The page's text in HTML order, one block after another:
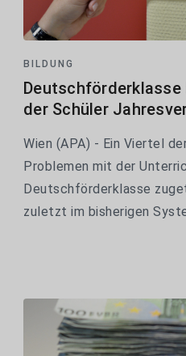
BILDUNG
der Schüler
Wien (APA) - Ein Viertel
Problemen mit der
Deutschförderklasse
zuletzt im bisherigen
Bildungsressorts für die